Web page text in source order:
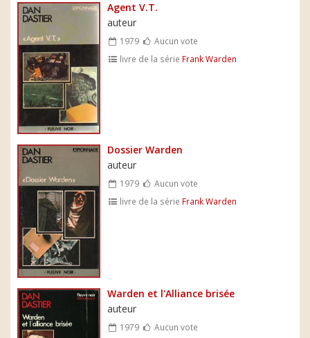
Agent V.T.
auteur
1979
Aucun vote
livre de la série Frank Warden
Dossier Warden
auteur
1979
Aucun vote
livre de la série Frank Warden
Warden et l'Alliance brisée
auteur
1979
Aucun vote